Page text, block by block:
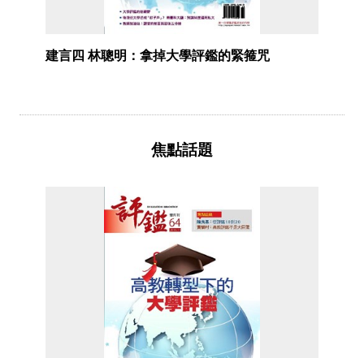
建言四 林聰明：拿掉大學評鑑的緊箍咒
焦點話題